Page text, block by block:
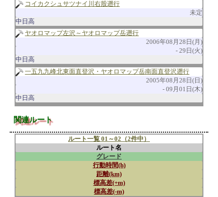
コイカクシュサツナイ川右股遡行
未定
中日高
ヤオロマップ左沢～ヤオロマップ岳遡行
2006年08月28日(月)
29日(火)
中日高
一五九九峰北東面直登沢・ヤオロマップ岳南面直登沢遡行
2005年08月28日(日)
09月01日(木)
中日高
関連ルート
ルート一覧 01～02（2件中）
ルート名
グレード
行動時間(h)
距離(km)
標高差(+m)
標高差(-m)